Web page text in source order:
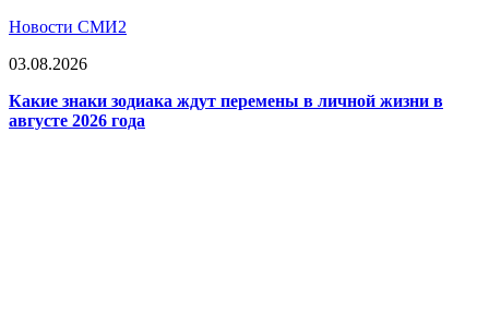
Новости СМИ2
03.08.2026
Какие знаки зодиака ждут перемены в личной жизни в
августе 2026 года